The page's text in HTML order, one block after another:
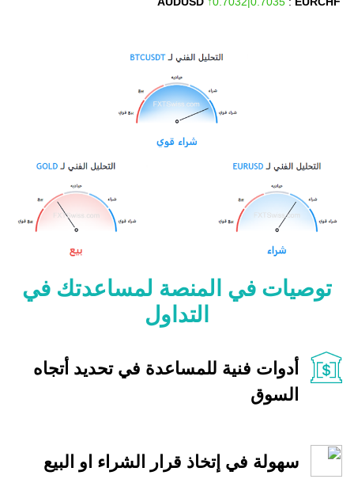
توصيات في المنصة لمساعدتك في
التداول
أدوات فنية للمساعدة في تحديد أتجاه
السوق
سهولة في إتخاذ قرار الشراء او البيع